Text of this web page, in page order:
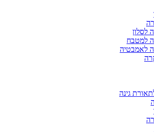
לסלון
למטבח
לאמבטיה
גינה